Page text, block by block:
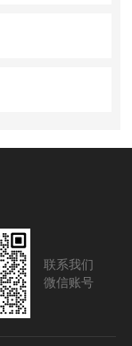
联系我们
微信账号